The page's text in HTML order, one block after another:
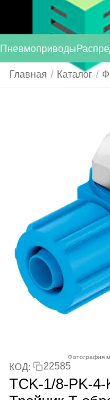
Пневмоприводы
Главная / Каталог /
Фотография
КОД: 22585
TCK-1/8-PK-